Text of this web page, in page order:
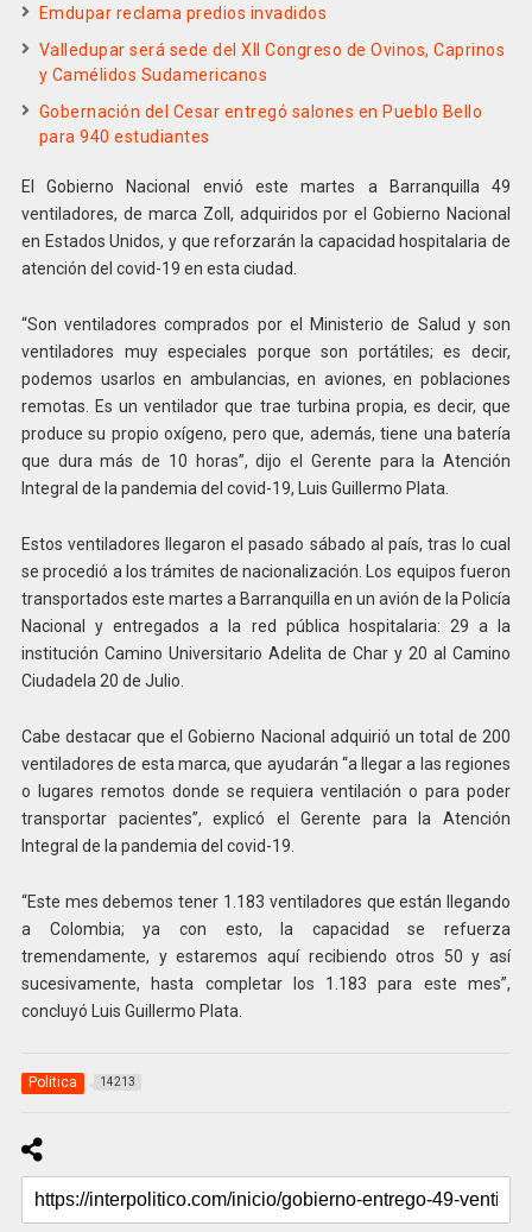
Emdupar reclama predios invadidos
Valledupar será sede del XII Congreso de Ovinos, Caprinos
y Camélidos Sudamericanos
Gobernación del Cesar entregó salones en Pueblo Bello
para 940 estudiantes
El Gobierno Nacional envió este martes a Barranquilla 49
ventiladores, de marca Zoll, adquiridos por el Gobierno Nacional
en Estados Unidos, y que reforzarán la capacidad hospitalaria de
atención del covid-19 en esta ciudad.
“Son ventiladores comprados por el Ministerio de Salud y son
ventiladores muy especiales porque son portátiles; es decir,
podemos usarlos en ambulancias, en aviones, en poblaciones
remotas. Es un ventilador que trae turbina propia, es decir, que
produce su propio oxígeno, pero que, además, tiene una batería
que dura más de 10 horas”, dijo el Gerente para la Atención
Integral de la pandemia del covid-19, Luis Guillermo Plata.
Estos ventiladores llegaron el pasado sábado al país, tras lo cual
se procedió a los trámites de nacionalización. Los equipos fueron
transportados este martes a Barranquilla en un avión de la Policía
Nacional y entregados a la red pública hospitalaria: 29 a la
institución Camino Universitario Adelita de Char y 20 al Camino
Ciudadela 20 de Julio.
Cabe destacar que el Gobierno Nacional adquirió un total de 200
ventiladores de esta marca, que ayudarán “a llegar a las regiones
o lugares remotos donde se requiera ventilación o para poder
transportar pacientes”, explicó el Gerente para la Atención
Integral de la pandemia del covid-19.
“Este mes debemos tener 1.183 ventiladores que están llegando
a Colombia; ya con esto, la capacidad se refuerza
tremendamente, y estaremos aquí recibiendo otros 50 y así
sucesivamente, hasta completar los 1.183 para este mes”,
concluyó Luis Guillermo Plata.
Politica 14213